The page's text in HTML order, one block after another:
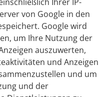
von Google in den
Google wird
um Ihre Nutzung der
auszuwerten,
und Anzeigen
und um
und der